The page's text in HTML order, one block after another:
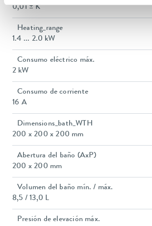
0,01 ± K
Heating_range
1.4 ... 2.0 kW
Consumo eléctrico máx.
2 kW
Consumo de corriente
16 A
Dimensions_bath_WTH
200 x 200 x 200 mm
Abertura del baño (AxP)
200 x 200 mm
Volumen del baño mín. / máx.
8,5 / 13,0 L
Presión de elevación máx.